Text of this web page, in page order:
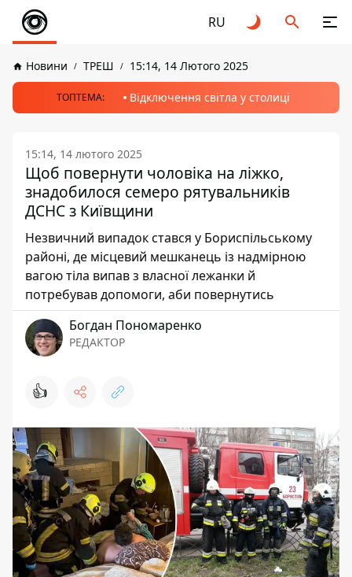
RU
Новини ТРЕШ 15:14, 14 Лютого 2025
ТОПТЕМА: Відключення світла у столиці
15:14, 14 лютого 2025
Щоб повернути чоловіка на ліжко,
знадобилося семеро рятувальників
ДСНС з Київщини
Незвичний випадок стався у Бориспільському
районі, де місцевий мешканець із надмірною
вагою тіла випав з власної лежанки й
потребував допомоги, аби повернутись
Богдан Пономаренко
РЕДАКТОР
👍